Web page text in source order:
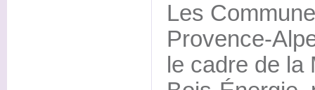
Les
Provence-
le cadre de la